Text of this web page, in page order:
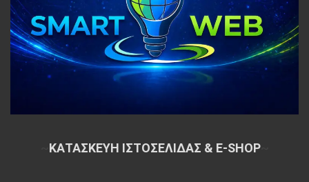
ΚΑΤΑΣΚΕΥΗ ΙΣΤΟΣΕΛΙΔΑΣ & E-SHOP~